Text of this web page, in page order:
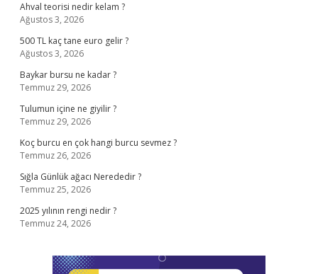
Ahval teorisi nedir kelam ?
Ağustos 3, 2026
500 TL kaç tane euro gelir ?
Ağustos 3, 2026
Baykar bursu ne kadar ?
Temmuz 29, 2026
Tulumun içine ne giyilir ?
Temmuz 29, 2026
Koç burcu en çok hangi burcu sevmez ?
Temmuz 26, 2026
Sığla Günlük ağacı Nerededir ?
Temmuz 25, 2026
2025 yılının rengi nedir ?
Temmuz 24, 2026